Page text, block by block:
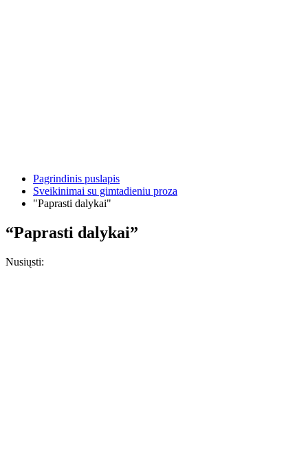
Pagrindinis puslapis
Sveikinimai su gimtadieniu proza
"Paprasti dalykai"
“Paprasti dalykai”
Nusiųsti: